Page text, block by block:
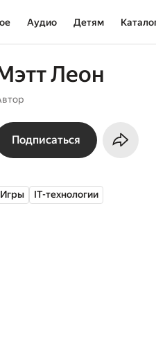
Аудио Детям
Леон
Подписаться
Игры IT-технологии